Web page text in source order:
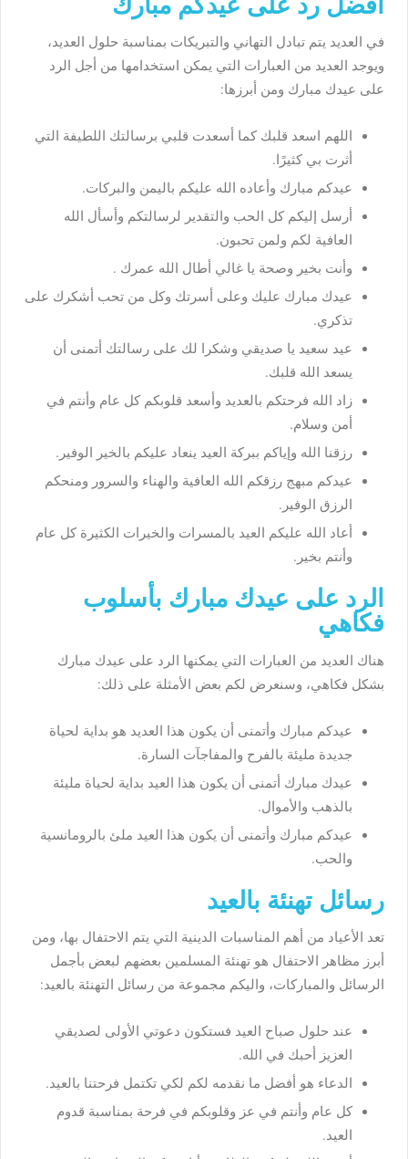
في العديد يتم تبادل التهاني والتبريكات بمناسبة حلول العديد،
ويوجد العديد من العبارات التي يمكن استخدامها من أجل الرد
على عيدك مبارك ومن أبرزها:
اللهم اسعد قلبك كما أسعدت قلبي برسالتك اللطيفة التي
أثرت بي كثيرًا.
عيدكم مبارك وأعاده الله عليكم باليمن والبركات.
أرسل إليكم كل الحب والتقدير لرسالتكم وأسأل الله
العافية لكم ولمن تحبون.
وأنت بخير وصحة يا غالي أطال الله عمرك .
عيدك مبارك عليك وعلى أسرتك وكل من تحب أشكرك على
تذكري.
عيد سعيد يا صديقي وشكرا لك على رسالتك أتمنى أن
يسعد الله قلبك.
زاد الله فرحتكم بالعديد وأسعد قلوبكم كل عام وأنتم في
أمن وسلام.
رزقنا الله وإياكم ببركة العيد ينعاد عليكم بالخير الوفير.
عيدكم مبهج رزقكم الله العافية والهناء والسرور ومنحكم
الرزق الوفير.
أعاد الله عليكم العيد بالمسرات والخيرات الكثيرة كل عام
وأنتم بخير.
الرد على عيدك مبارك بأسلوب
فكاهي
هناك العديد من العبارات التي يمكنها الرد على عيدك مبارك
بشكل فكاهي، وسنعرض لكم بعض الأمثلة على ذلك:
عيدكم مبارك وأتمنى أن يكون هذا العديد هو بداية لحياة
جديدة مليئة بالفرح والمفاجآت السارة.
عيدك مبارك أتمنى أن يكون هذا العيد بداية لحياة مليئة
بالذهب والأموال.
عيدكم مبارك وأتمنى أن يكون هذا العيد ملئ بالرومانسية
والحب.
رسائل تهنئة بالعيد
تعد الأعياد من أهم المناسبات الدينية التي يتم الاحتفال بها، ومن
أبرز مظاهر الاحتفال هو تهنئة المسلمين بعضهم لبعض بأجمل
الرسائل والمباركات، واليكم مجموعة من رسائل التهنئة بالعيد:
عند حلول صباح العيد فستكون دعوتي الأولى لصديقي
العزيز أحبك في الله.
الدعاء هو أفضل ما نقدمه لكم لكي تكتمل فرحتنا بالعيد.
كل عام وأنتم في عز وقلوبكم في فرحة بمناسبة قدوم
العيد.